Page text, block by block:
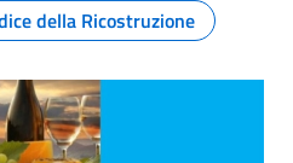
della Ricostruzione